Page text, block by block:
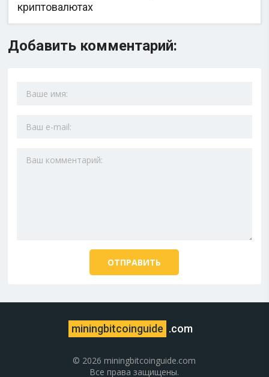
криптовалютах
Добавить комментарий:
miningbitcoinguide .com
© 2026 miningbitcoinguide.com
Все права защищены.